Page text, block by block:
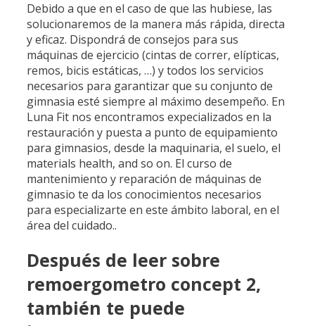
Debido a que en el caso de que las hubiese, las
solucionaremos de la manera más rápida, directa
y eficaz. Dispondrá de consejos para sus
máquinas de ejercicio (cintas de correr, elípticas,
remos, bicis estáticas, …) y todos los servicios
necesarios para garantizar que su conjunto de
gimnasia esté siempre al máximo desempeño. En
Luna Fit nos encontramos expecializados en la
restauración y puesta a punto de equipamiento
para gimnasios, desde la maquinaria, el suelo, el
materials health, and so on. El curso de
mantenimiento y reparación de máquinas de
gimnasio te da los conocimientos necesarios
para especializarte en este ámbito laboral, en el
área del cuidado..
Después de leer sobre
remoergometro concept 2,
también te puede